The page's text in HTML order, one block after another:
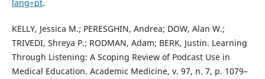
lang=pt.
KELLY, Jessica M.; PERESGHIN, Andrea; DOW, Alan W.;
TRIVEDI, Shreya P.; RODMAN, Adam; BERK, Justin. Learning
Through Listening: A Scoping Review of Podcast Use in
Medical Education. Academic Medicine, v. 97, n. 7, p. 1079–